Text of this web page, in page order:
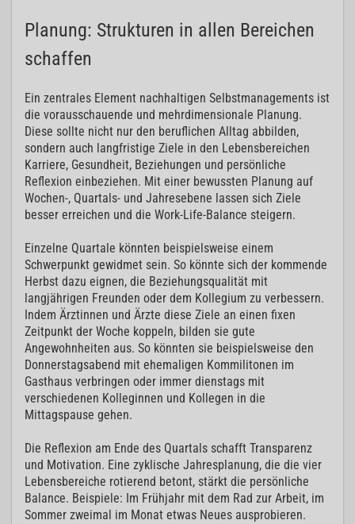
Planung: Strukturen in allen Bereichen
schaffen
Ein zentrales Element nachhaltigen Selbstmanagements ist
die vorausschauende und mehrdimensionale Planung.
Diese sollte nicht nur den beruflichen Alltag abbilden,
sondern auch langfristige Ziele in den Lebensbereichen
Karriere, Gesundheit, Beziehungen und persönliche
Reflexion einbeziehen. Mit einer bewussten Planung auf
Wochen-, Quartals- und Jahresebene lassen sich Ziele
besser erreichen und die Work-Life-Balance steigern.
Einzelne Quartale könnten beispielsweise einem
Schwerpunkt gewidmet sein. So könnte sich der kommende
Herbst dazu eignen, die Beziehungsqualität mit
langjährigen Freunden oder dem Kollegium zu verbessern.
Indem Ärztinnen und Ärzte diese Ziele an einen fixen
Zeitpunkt der Woche koppeln, bilden sie gute
Angewohnheiten aus. So könnten sie beispielsweise den
Donnerstagsabend mit ehemaligen Kommilitonen im
Gasthaus verbringen oder immer dienstags mit
verschiedenen Kolleginnen und Kollegen in die
Mittagspause gehen.
Die Reflexion am Ende des Quartals schafft Transparenz
und Motivation. Eine zyklische Jahresplanung, die die vier
Lebensbereiche rotierend betont, stärkt die persönliche
Balance. Beispiele: Im Frühjahr mit dem Rad zur Arbeit, im
Sommer zweimal im Monat etwas Neues ausprobieren.